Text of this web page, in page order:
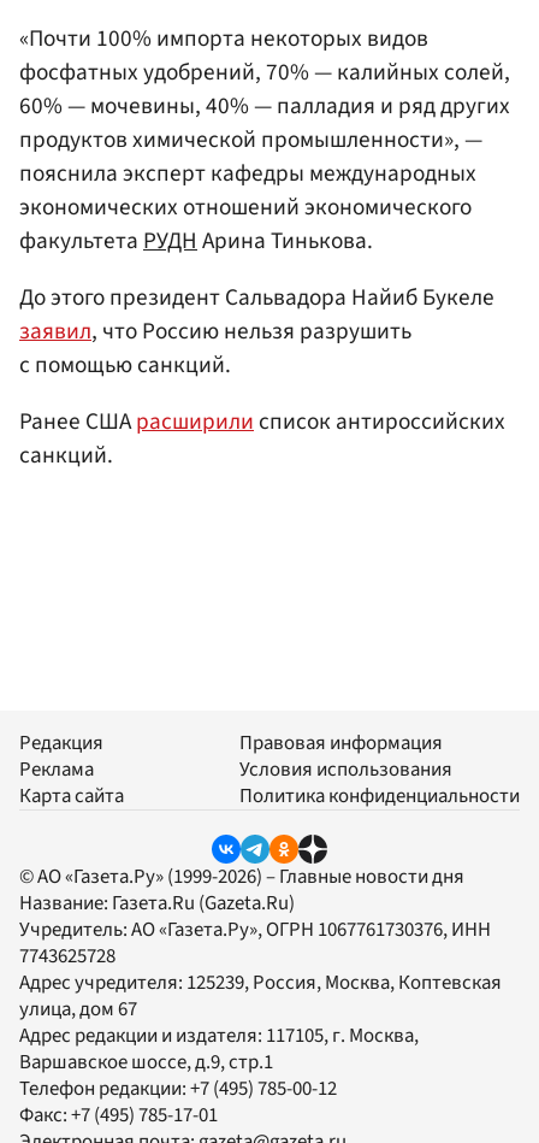
«Почти 100% импорта некоторых видов
фосфатных удобрений, 70% — калийных солей,
60% — мочевины, 40% — палладия и ряд других
продуктов химической промышленности», —
пояснила эксперт кафедры международных
экономических отношений экономического
факультетаРУДНАрина Тинькова.
До этого президент Сальвадора Найиб Букеле
заявил, что Россию нельзя разрушить
с помощью санкций.
Ранее СШАрасширилисписок антироссийских
санкций.
Редакция
Реклама
Карта сайта
Правовая информация
Условия использования
Политика конфиденциальности
© АО «Газета.Ру» (1999-2026) – Главные новости дня
Название: Газета.Ru (Gazeta.Ru)
Учредитель:АО «Газета.Ру», ОГРН 1067761730376, ИНН
7743625728
Адрес учредителя: 125239, Россия, Москва, Коптевская
улица, дом 67
Адрес редакции и издателя: 117105, г. Москва,
Варшавское шоссе, д.9, стр.1
Телефон редакции:+7 (495) 785-00-12
Факс:+7 (495) 785-17-01